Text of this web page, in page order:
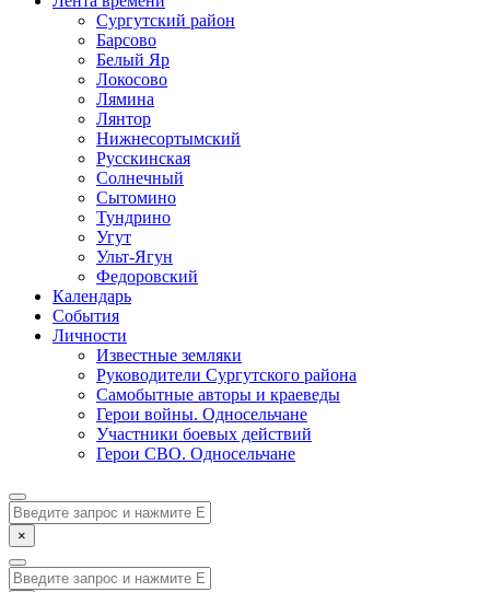
Сургутский район
Барсово
Белый Яр
Локосово
Лямина
Лянтор
Нижнесортымский
Русскинская
Солнечный
Сытомино
Тундрино
Угут
Ульт-Ягун
Федоровский
Календарь
События
Личности
Известные земляки
Руководители Сургутского района
Самобытные авторы и краеведы
Герои войны. Односельчане
Участники боевых действий
Герои СВО. Односельчане
×